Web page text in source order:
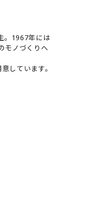
。1967年には
モノづくりへ
しています。